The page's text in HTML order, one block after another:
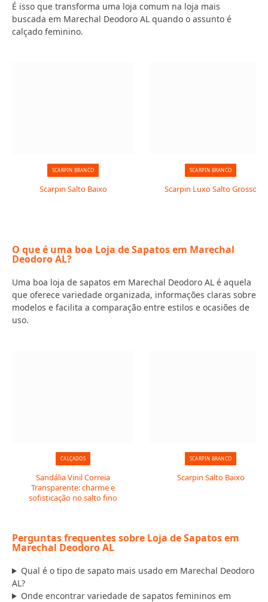
É isso que transforma uma loja comum na loja mais
buscada em Marechal Deodoro AL quando o assunto é
calçado feminino.
SCARPIN BRANCO
Scarpin Salto Baixo
SCARPIN BRANCO
Scarpin Luxo Salto Grosso
O que é uma boa Loja de Sapatos em Marechal
Deodoro AL?
Uma boa loja de sapatos em Marechal Deodoro AL é aquela
que oferece variedade organizada, informações claras sobre
modelos e facilita a comparação entre estilos e ocasiões de
uso.
CALÇADOS
Sandália Vinil Correia
Transparente: charme e
sofisticação no salto fino
SCARPIN BRANCO
Scarpin Salto Baixo
Perguntas frequentes sobre Loja de Sapatos em
Marechal Deodoro AL
Qual é o tipo de sapato mais usado em Marechal Deodoro
AL?
Onde encontrar variedade de sapatos femininos em